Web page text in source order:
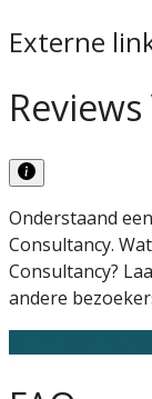
Externe
Onderstaand
Consultancy.
Consultancy?
andere